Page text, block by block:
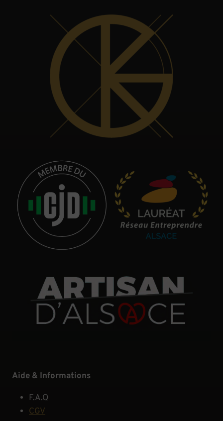
Aide & Informations
F.A.Q
CGV